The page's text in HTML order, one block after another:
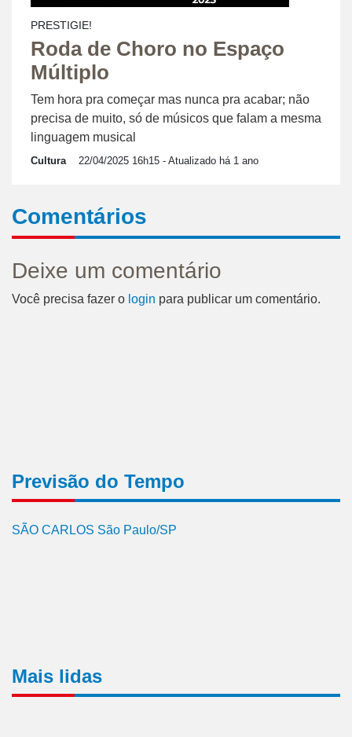
PRESTIGIE!
Roda de Choro no Espaço
Múltiplo
Tem hora pra começar mas nunca pra acabar; não
precisa de muito, só de músicos que falam a mesma
linguagem musical
Cultura 22/04/2025 16h15 - Atualizado há 1 ano
Comentários
Deixe um comentário
Você precisa fazer o login para publicar um comentário.
Previsão do Tempo
SÃO CARLOS São Paulo/SP
Mais lidas